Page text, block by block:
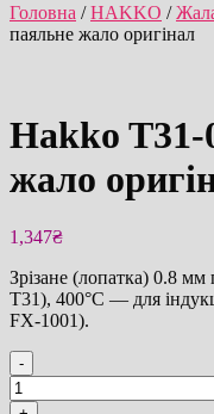
Головна /HAKKO /
паяльне жало оригінал
Hakko T31-
жало
1,347₴
Зрізане (лопатка) 0.8
T31), 400°C — для
FX-1001).
-
Hakko
T31-